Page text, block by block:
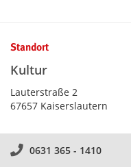
Standort
Kultur
Lauterstraße 2
67657 Kaiserslautern
0631 365 - 1410